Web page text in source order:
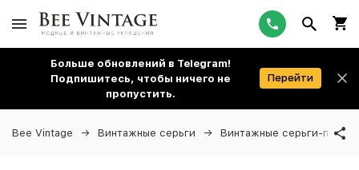
Больше обновлений в Telegram!
Подпишитесь, чтобы ничего не
пропустить.
Перейти
Bee Vintage Винтажные серьги Винтажные серьги-